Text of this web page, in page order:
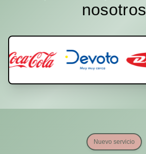
nosotros
Nuevo servicio